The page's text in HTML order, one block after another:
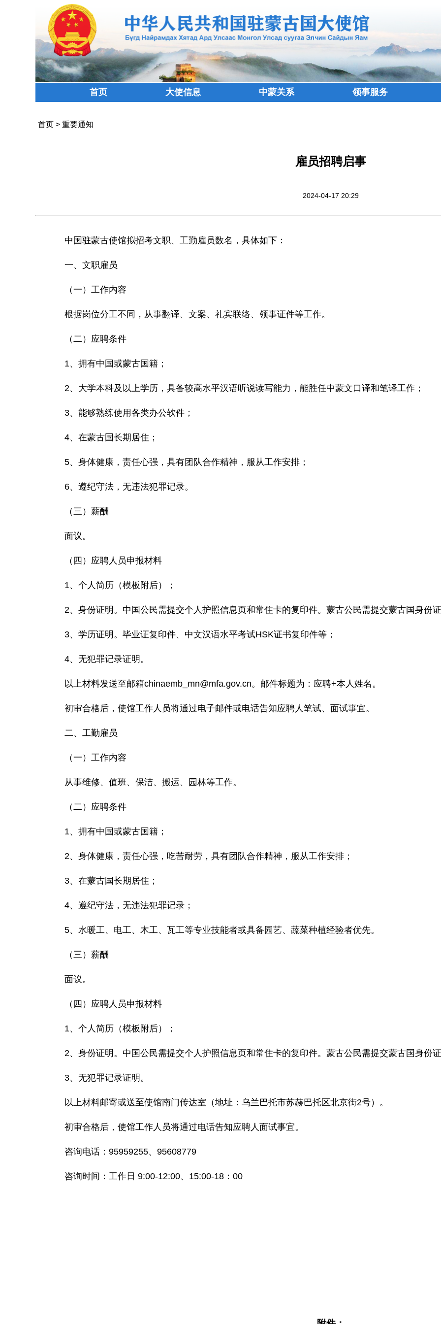
首页 大使信息 中蒙关系 领事服务
首页> 重要通知
雇员招聘启事
2024-04-17 20:29
中国驻蒙古使馆拟招考文职、工勤雇员数名，具体如下：
一、文职雇员
（一）工作内容
根据岗位分工不同，从事翻译、文案、礼宾联络、领事证件等工作。
（二）应聘条件
1、拥有中国或蒙古国籍；
2、大学本科及以上学历，具备较高水平汉语听说读写能力，能胜任中蒙文口译和笔译工作；
3、能够熟练使用各类办公软件；
4、在蒙古国长期居住；
5、身体健康，责任心强，具有团队合作精神，服从工作安排；
6、遵纪守法，无违法犯罪记录。
（三）薪酬
面议。
（四）应聘人员申报材料
1、个人简历（模板附后）；
2、身份证明。中国公民需提交个人护照信息页和常住卡的复印件。蒙古公民需提交蒙古国身份证
3、学历证明。毕业证复印件、中文汉语水平考试HSK证书复印件等；
4、无犯罪记录证明。
以上材料发送至邮箱chinaemb_mn@mfa.gov.cn。邮件标题为：应聘+本人姓名。
初审合格后，使馆工作人员将通过电子邮件或电话告知应聘人笔试、面试事宜。
二、工勤雇员
（一）工作内容
从事维修、值班、保洁、搬运、园林等工作。
（二）应聘条件
1、拥有中国或蒙古国籍；
2、身体健康，责任心强，吃苦耐劳，具有团队合作精神，服从工作安排；
3、在蒙古国长期居住；
4、遵纪守法，无违法犯罪记录；
5、水暖工、电工、木工、瓦工等专业技能者或具备园艺、蔬菜种植经验者优先。
（三）薪酬
面议。
（四）应聘人员申报材料
1、个人简历（模板附后）；
2、身份证明。中国公民需提交个人护照信息页和常住卡的复印件。蒙古公民需提交蒙古国身份证
3、无犯罪记录证明。
以上材料邮寄或送至使馆南门传达室（地址：乌兰巴托市苏赫巴托区北京街2号）。
初审合格后，使馆工作人员将通过电话告知应聘人面试事宜。
咨询电话：95959255、95608779
咨询时间：工作日 9:00-12:00、15:00-18：00